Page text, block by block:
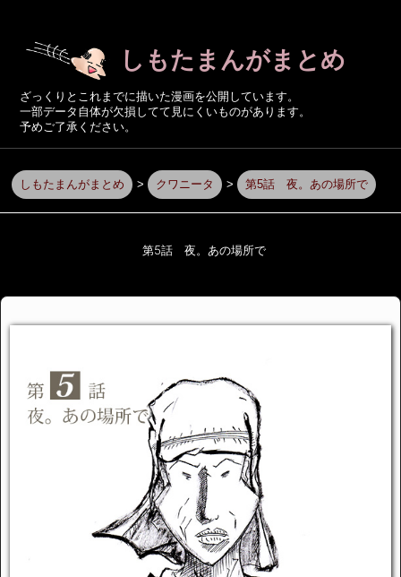
しもたまんがまとめ
ざっくりとこれまでに描いた漫画を公開しています。
一部データ自体が欠損してて見にくいものがあります。
予めご了承ください。
しもたまんがまとめ > クワニータ > 第5話 夜。あの場所で
第5話 夜。あの場所で